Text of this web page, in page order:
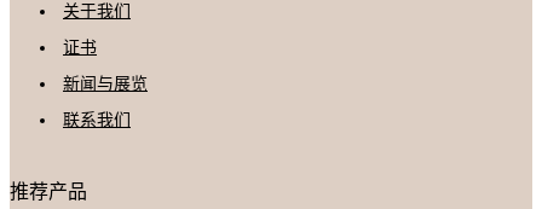
关于我们
证书
新闻与展览
联系我们
推荐产品